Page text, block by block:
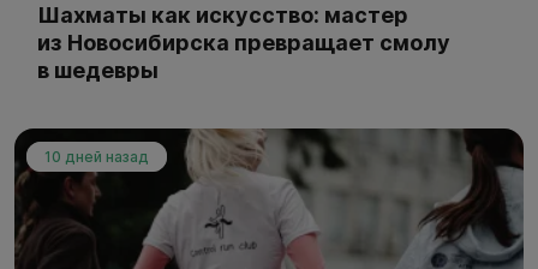
Шахматы как искусство: мастер
из Новосибирска превращает смолу
в шедевры
10 дней назад